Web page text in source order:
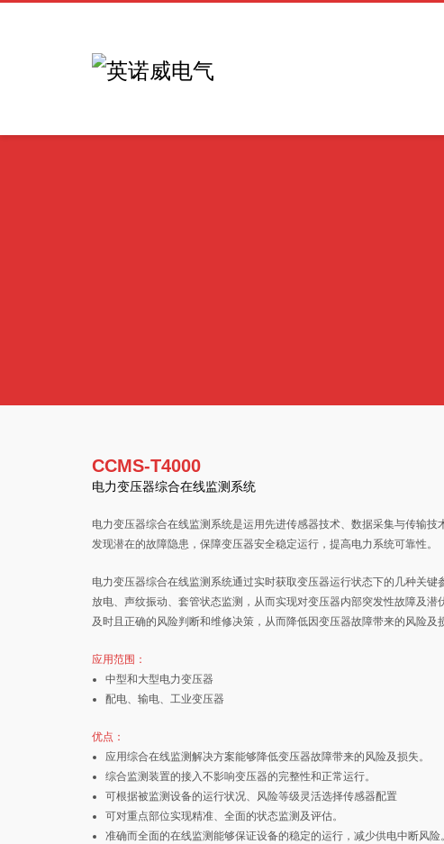
CCMS-T4000
电⼒变压器综合在线监测系统
电力变压器综合在线监测系统是运用先进传感器技术、数据采集与传输
发现潜在的故障隐患，保障变压器安全稳定运行，提高电力系统可靠性。
电力变压器综合在线监测系统通过实时获取变压器运行状态下的几种关
放电、声纹振动、套管状态监测，从而实现对变压器内部突发性故障及
及时且正确的⻛险判断和维修决策，从而降低因变压器故障带来的⻛险及
应用范围：
中型和大型电力变压器
配电、输电、工业变压器
优点：
应用综合在线监测解决方案能够降低变压器故障带来的⻛险及损失。
综合监测装置的接入不影响变压器的完整性和正常运行。
可根据被监测设备的运行状况、⻛险等级灵活选择传感器配置
可对重点部位实现精准、全面的状态监测及评估。
准确而全面的在线监测能够保证设备的稳定的运行，减少供电中断⻛险。